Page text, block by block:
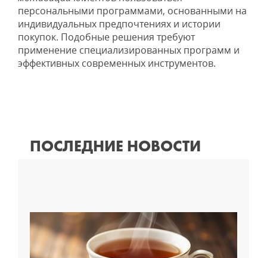
персональными программами, основанными на
индивидуальных предпочтениях и истории
покупок. Подобные решения требуют
применение специализированных программ и
эффективных современных инструментов.
ПОСЛЕДНИЕ НОВОСТИ